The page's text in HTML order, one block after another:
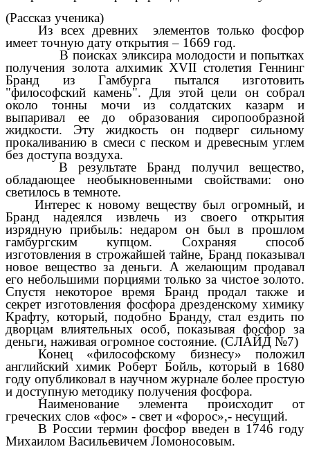
(Рассказ ученика)
Из всех древних элементов только фосфор
имеет точную дату открытия – 1669 год.
В поисках эликсира молодости и попытках
получения золотаалхимик XVII столетия Геннинг
Бранд из Гамбурга пытался изготовить
"философский камень". Для этой цели он собрал
около тонны мочи из солдатских казарм и
выпаривал ее до образования сиропообразной
жидкости. Эту жидкость он подверг сильному
прокаливанию в смеси с песком и древесным углем
без доступа воздуха.
В результате Бранд получил вещество,
обладающее необыкновенными свойствами: оно
светилось в темноте.
Интерес к новому веществу был огромный, и
Бранд надеялся извлечь из своего открытия
изрядную прибыль: недаром он был в прошлом
гамбургским купцом. Сохраняя способ
изготовления в строжайшей тайне, Бранд показывал
новое вещество за деньги. А желающим продавал
его небольшими порциями только за чистоезолото.
Спустя некоторое время Бранд продал также и
секрет изготовления фосфора дрезденскому химику
Крафту, который, подобно Бранду, стал ездить по
дворцам влиятельных особ, показывая фосфор за
деньги, наживая огромное состояние. (СЛАЙД №7)
Конец «философскому бизнесу» положил
английский химик Роберт Бойль, который в 1680
году опубликовал в научном журнале более простую
и доступную методику получения фосфора.
Наименование элемента происходит от
греческих слов «фос» - свет и «форос»,- несущий.
В России термин фосфор введен в 1746 году
Михаилом Васильевичем Ломоносовым.